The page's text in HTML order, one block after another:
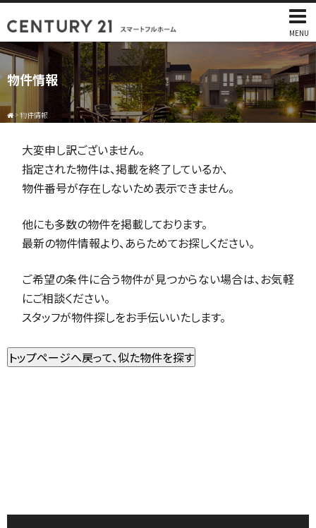
MENU
物件情報
>物件情報
大変申し訳ございません。
指定された物件は、掲載を終了しているか、
物件番号が存在しないため表示できません。
他にも多数の物件を掲載しております。
最新の物件情報より、あらためてお探しください。
ご希望の条件に合う物件が見つからない場合は、お気軽
にご相談ください。
スタッフが物件探しをお手伝いいたします。